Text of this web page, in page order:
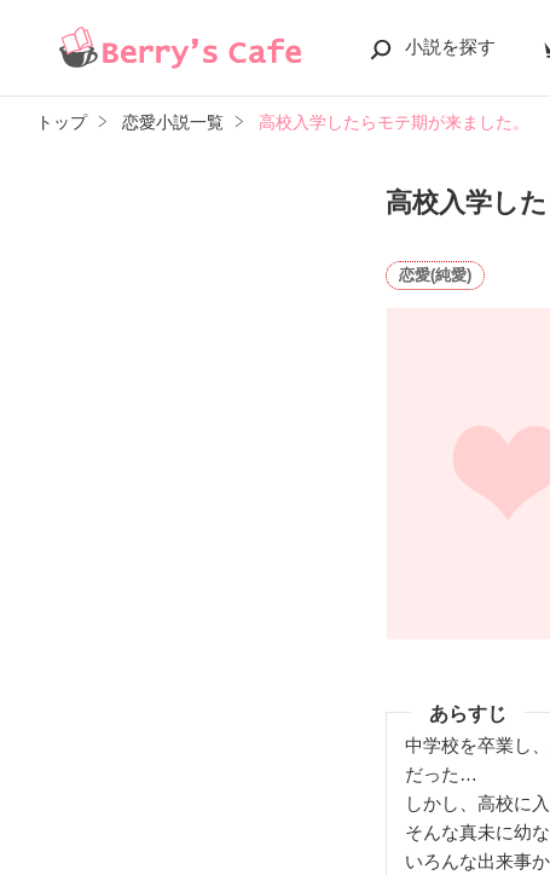
小説を探す
トップ 恋愛小説一覧 高校入学したらモテ期が来ました。
高校入学し
恋愛(純愛)
あらすじ
中学校を卒業し
だった…
しかし、高校に
そんな真未に幼
いろんな出来事